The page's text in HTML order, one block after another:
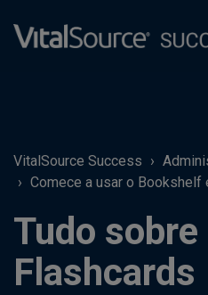
VitalSource Success
Comece a usar o
Tudo sobre
Flashcards